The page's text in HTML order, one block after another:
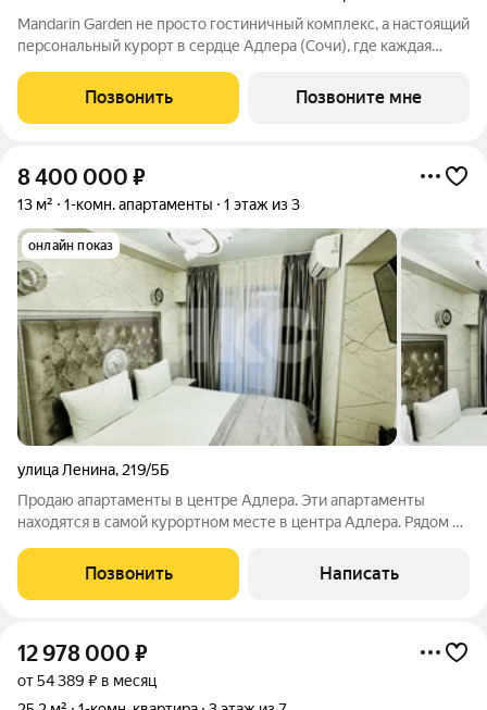
Mandarin Garden не просто гостиничный комплекс, а настоящий
персональный курорт в сердце Адлера (Сочи), где каждая
приватность и безупречный сервис. Комплекс расположится в
Позвонить Позвоните мне
8 400 000 ₽
13 м² 1-комн. апартаменты 1 этаж из 3
онлайн показ
улица Ленина, 219/5Б
Продаю апартаменты в центре Адлера. Эти апартаменты
находятся в самой курортном месте в центра Адлера. Рядом с
Discovery World Aquarium и Пляж Чкаловский.Круглосуточное
заселение. На всех
Позвонить Написать
12 978 000 ₽
от 54 389 ₽ в месяц